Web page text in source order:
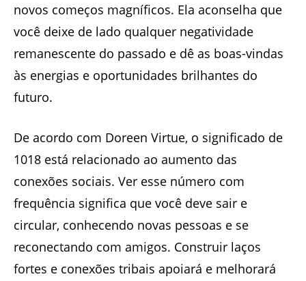
novos começos magníficos. Ela aconselha que
você deixe de lado qualquer negatividade
remanescente do passado e dê as boas-vindas
às energias e oportunidades brilhantes do
futuro.
De acordo com Doreen Virtue, o significado de
1018 está relacionado ao aumento das
conexões sociais. Ver esse número com
frequência significa que você deve sair e
circular, conhecendo novas pessoas e se
reconectando com amigos. Construir laços
fortes e conexões tribais apoiará e melhorará